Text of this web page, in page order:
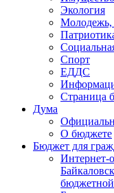
Экология
Молодежь,
Спорт
ЕДДС
Страница
Дума
О бюджете
Бюджет для
Интернет-